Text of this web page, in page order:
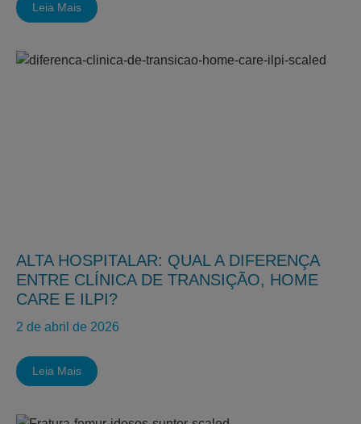
Leia Mais
ALTA HOSPITALAR: QUAL A DIFERENÇA
ENTRE CLÍNICA DE TRANSIÇÃO, HOME
CARE E ILPI?
2 de abril de 2026
Leia Mais